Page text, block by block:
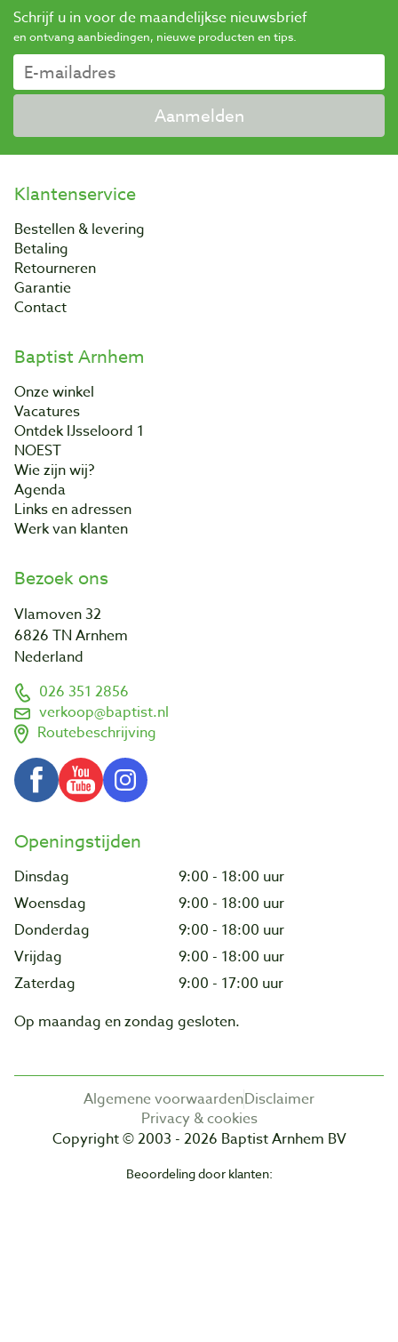
Schrijf u in voor de maandelijkse nieuwsbrief
en ontvang aanbiedingen, nieuwe producten en tips.
Aanmelden
Klantenservice
Bestellen & levering
Betaling
Retourneren
Garantie
Contact
Baptist Arnhem
Onze winkel
Vacatures
Ontdek IJsseloord 1
NOEST
Wie zijn wij?
Agenda
Links en adressen
Werk van klanten
Bezoek ons
Vlamoven 32
6826 TN Arnhem
Nederland
026 351 2856
verkoop@baptist.nl
Routebeschrijving
Openingstijden
Dinsdag
9:00 - 18:00 uur
Woensdag
9:00 - 18:00 uur
Donderdag
9:00 - 18:00 uur
Vrijdag
9:00 - 18:00 uur
Zaterdag
9:00 - 17:00 uur
Op maandag en zondag gesloten.
Algemene voorwaardenDisclaimer
Privacy & cookies
Copyright © 2003 - 2026 Baptist Arnhem BV
Beoordeling door klanten: